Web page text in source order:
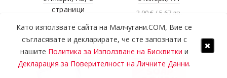
Като използвате сайта на Малчугани.COM, Вие се
съгласявате и декларирате, че сте запознати с
нашите Политика за Използване на Бисквитки и
Декларация за Поверителност на Личните Данни.
страници
2,50 € / 4.89 лв.
Разгледай продукта
2,90 € / 5.67 лв.